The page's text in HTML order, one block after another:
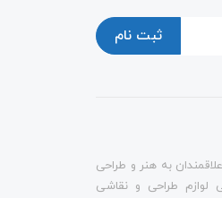
ثبت نام
به هنر و طراحی
لوازم طراحی و نقاشی